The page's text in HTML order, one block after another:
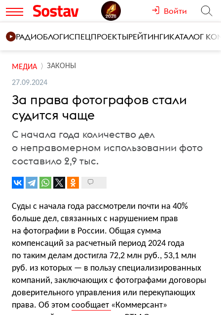
Войти
РАДИОБЛОГИСПЕЦПРОЕКТЫРЕЙТИНГИКАТАЛОГ
МЕДИА ЗАКОНЫ
27.09.2024
За права фотографов стали
судится чаще
С начала года количество дел
о неправомерном использовании фото
составило 2,9 тыс.
Суды с начала года рассмотрели почти на 40%
больше дел, связанных с нарушением прав
на фотографии в России. Общая сумма
компенсаций за расчетный период 2024 года
по таким делам достигла 72,2 млн руб., 53,1 млн
руб. из которых — в пользу специализированных
компаний, заключающих с фотографами договоры
доверительного управления или перекупающих
права. Об этом сообщает «Коммерсант»